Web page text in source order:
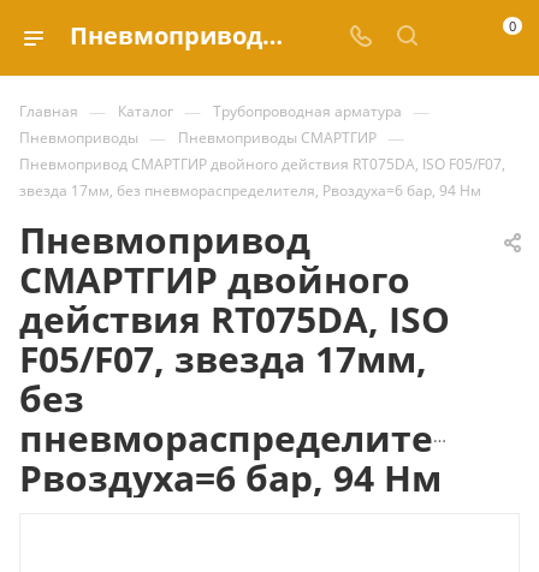
Пневмопривод СМАРТГИР двойного действия RT075DA, ISO F05/F07, звезда 17мм, без пневмораспределителя, Рвоздуха=6 бар, 94 Нм купить за | Valve.ru 0
Главная — Каталог — Трубопроводная арматура —
Пневмоприводы — Пневмоприводы СМАРТГИР —
Пневмопривод СМАРТГИР двойного действия RT075DA, ISO F05/F07,
звезда 17мм, без пневмораспределителя, Рвоздуха=6 бар, 94 Нм
Пневмопривод
СМАРТГИР двойного
действия RT075DA, ISO
F05/F07, звезда 17мм,
без
пневмораспределителя,
Рвоздуха=6 бар, 94 Нм